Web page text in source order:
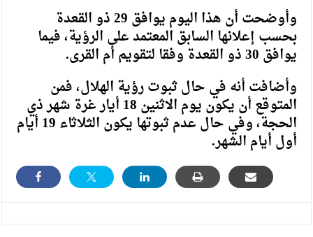
وأوضحت أن هذا اليوم يوافق 29 ذو القعدة
بحسب إعلانها السابق المعتمد على الرؤية، فيما
يوافق 30 ذو القعدة وفقا لتقويم أم القرى.
وأضافت أنه في حال ثبوت رؤية الهلال، فمن
المتوقع أن يكون يوم الاثنين 18 أيار غرة شهر ذي
الحجة، وفي حال عدم ثبوتها يكون الثلاثاء 19 أيام
أول أيام الشهر.